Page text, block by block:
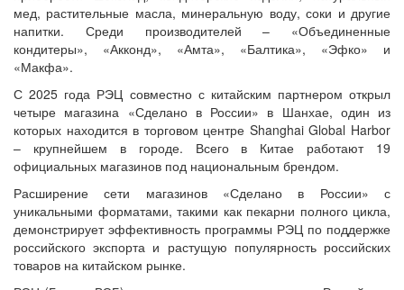
мед, растительные масла, минеральную воду, соки и другие
напитки. Среди производителей – «Объединенные
кондитеры», «Акконд», «Амта», «Балтика», «Эфко» и
«Макфа».
С 2025 года РЭЦ совместно с китайским партнером открыл
четыре магазина «Сделано в России» в Шанхае, один из
которых находится в торговом центре Shanghai Global Harbor
– крупнейшем в городе. Всего в Китае работают 19
официальных магазинов под национальным брендом.
Расширение сети магазинов «Сделано в России» с
уникальными форматами, такими как пекарни полного цикла,
демонстрирует эффективность программы РЭЦ по поддержке
российского экспорта и растущую популярность российских
товаров на китайском рынке.